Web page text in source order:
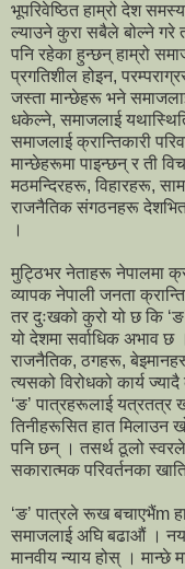
भूपरिवेष्ठित हाम्रो देश
ल्याउने कुरा सबैले बोल्ने गरे
पनि रहेका हुन्छन् हाम्रो
प्रगतिशील होइन,
जस्ता मान्छेहरू भने
धकेल्ने, समाजलाई
समाजलाई क्रान्तिकारी
मान्छेहरूमा पाइन्छन् र ती
मठमन्दिरहरू, विहारहरू,
राजनैतिक संगठनहरू
।
मुट्ठिभर नेताहरू नेपालमा
व्यापक नेपाली जनता
तर दुःखको कुरो यो छ कि
यो देशमा सर्वाधिक अभाव छ
राजनैतिक, ठगहरू,
त्यसको विरोधको कार्य
‘ङ’ पात्रहरूलाई यत्रतत्र
तिनीहरूसित हात मिलाउन
पनि छन् । तसर्थ ठूलो
सकारात्मक परिवर्तनका
‘ङ’ पात्रले रूख बचाएभैंm
समाजलाई अघि बढाऔं ।
मानवीय न्याय होस् । मान्छे